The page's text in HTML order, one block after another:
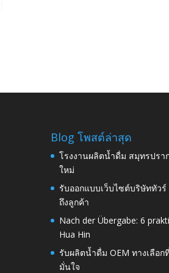
Blog โพสต์ล่าสุด
โรงงานผลิตน้ำดื่ม สมุทรปรา
ใหม่
รับออกแบบเว็บไซต์บริษัททัวร์
ถึงลูกค้า
Nach der Übergabe: 6
Hua Hin
รับผลิตน้ำดื่ม OEM ทางเลือ
มั่นใจ